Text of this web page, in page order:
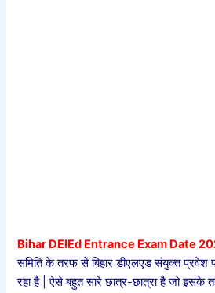
Bihar DElEd Entrance Exam Date
समिति के तरफ से बिहार डीएलएड संयुक्त प्रवेश
रहा है | ऐसे बहुत सारे छात्र-छात्रा है जो इसके